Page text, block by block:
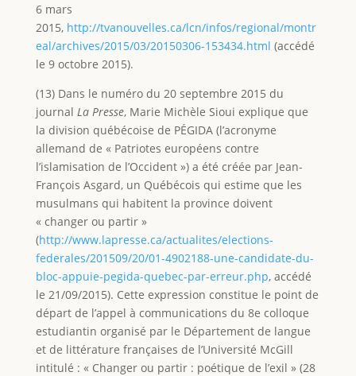
6 mars
2015, http://tvanouvelles.ca/lcn/infos/regional/montr
eal/archives/2015/03/20150306-153434.html (accédé
le 9 octobre 2015).
(13) Dans le numéro du 20 septembre 2015 du
journal La Presse, Marie Michèle Sioui explique que
la division québécoise de PÉGIDA (l’acronyme
allemand de « Patriotes européens contre
l’islamisation de l’Occident ») a été créée par Jean-
François Asgard, un Québécois qui estime que les
musulmans qui habitent la province doivent
« changer ou partir »
(http://www.lapresse.ca/actualites/elections-
federales/201509/20/01-4902188-une-candidate-du-
bloc-appuie-pegida-quebec-par-erreur.php, accédé
le 21/09/2015). Cette expression constitue le point de
départ de l’appel à communications du 8e colloque
estudiantin organisé par le Département de langue
et de littérature françaises de l’Université McGill
intitulé : « Changer ou partir : poétique de l’exil » (28